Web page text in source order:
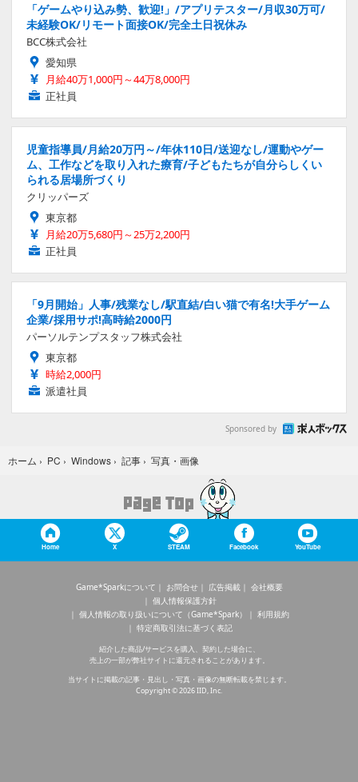
「ゲームやり込み勢、歓迎!」/アプリテスター/月収30万可/
未経験OK/リモート面接OK/完全土日祝休み
BCC株式会社
愛知県
月給40万1,000円～44万8,000円
正社員
児童指導員/月給20万円～/年休110日/送迎なし/運動やゲー
ム、工作などを取り入れた療育/子どもたちが自分らしくい
られる居場所づくり
クリッパーズ
東京都
月給20万5,680円～25万2,200円
正社員
「9月開始」人事/残業なし/駅直結/白い猫で有名!大手ゲーム
企業/採用サポ!高時給2000円
パーソルテンプスタッフ株式会社
東京都
時給2,000円
派遣社員
Sponsored by
ホーム › PC › Windows › 記事 › 写真・画像
Home X STEAM Facebook YouTube
Game*Sparkについて お問合せ 広告掲載
会社概要
個人情報保護方針
個人情報の取り扱いについて（Game*Spark）
利用規約
特定商取引法に基づく表記
紹介した商品/サービスを購入、契約した場合に、
売上の一部が弊社サイトに還元されることがあります。
当サイトに掲載の記事・見出し・写真・画像の無断転載を禁じます。
Copyright © 2026 IID, Inc.